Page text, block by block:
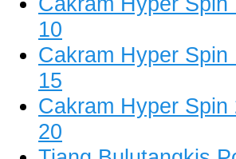
10
Cakram Hyper Spin
15
Cakram Hyper Spin
20